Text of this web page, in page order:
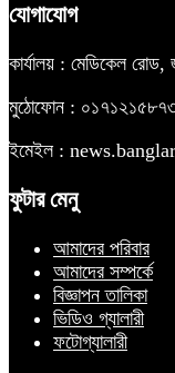
যোগাযোগ
কার্যালয় : মেডিকেল
মুঠোফোন :
ইমেইল :
ফুটার মেনু
আমাদের পরিবার
আমাদের সম্পর্কে
বিজ্ঞাপন তালিকা
ভিডিও গ্যালারী
ফটোগ্যালারী